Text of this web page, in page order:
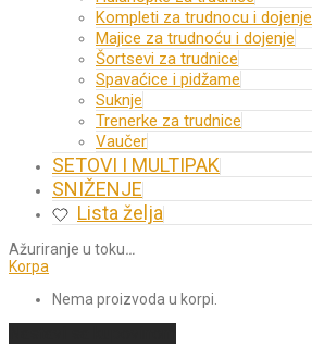
Kompleti za trudnocu i dojenje
Majice za trudnoću i dojenje
Šortsevi za trudnice
Spavaćice i pidžame
Suknje
Trenerke za trudnice
Vaučer
SETOVI I MULTIPAK
SNIŽENJE
Lista želja
Ažuriranje u toku…
Korpa
Nema proizvoda u korpi.